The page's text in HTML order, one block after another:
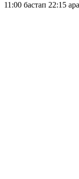
11:00 бастап 22:15